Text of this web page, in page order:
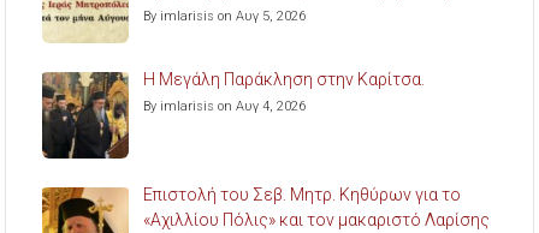
By imlarisis on Αυγ 5, 2026
Η Μεγάλη Παράκληση στην Καρίτσα.
By imlarisis on Αυγ 4, 2026
Επιστολή του Σεβ. Μητρ. Κηθύρων για το
«Αχιλλίου Πόλις» και τον μακαριστό Λαρίσης